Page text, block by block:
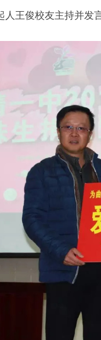
王俊校友主持并发